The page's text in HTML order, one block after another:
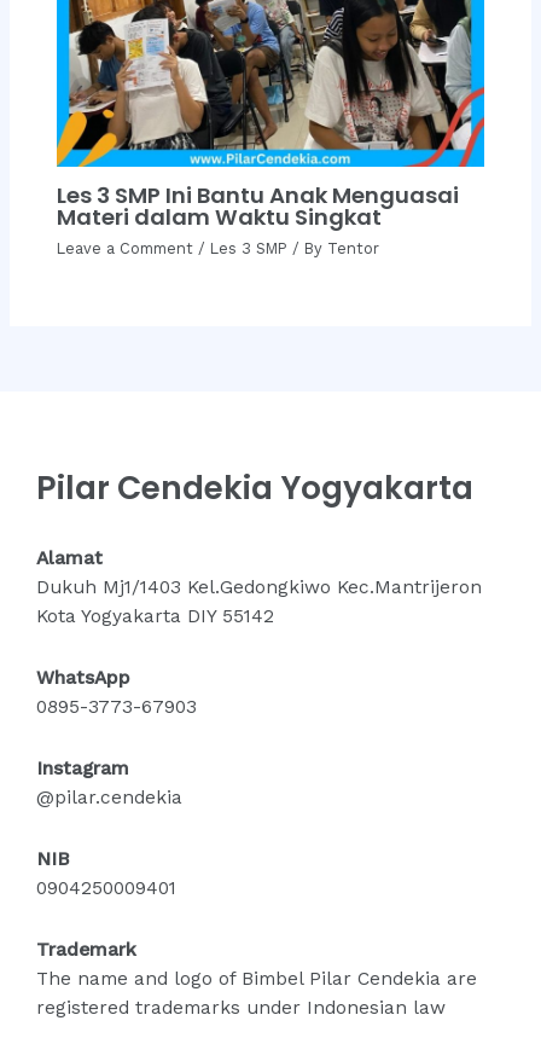
Les 3 SMP Ini Bantu Anak Menguasai
Materi dalam Waktu Singkat
Leave a Comment / Les 3 SMP / By Tentor
Pilar Cendekia Yogyakarta
Alamat
Dukuh Mj1/1403 Kel.Gedongkiwo Kec.Mantrijeron
Kota Yogyakarta DIY 55142
WhatsApp
0895-3773-67903
Instagram
@pilar.cendekia
NIB
0904250009401
Trademark
The name and logo of Bimbel Pilar Cendekia are
registered trademarks under Indonesian law